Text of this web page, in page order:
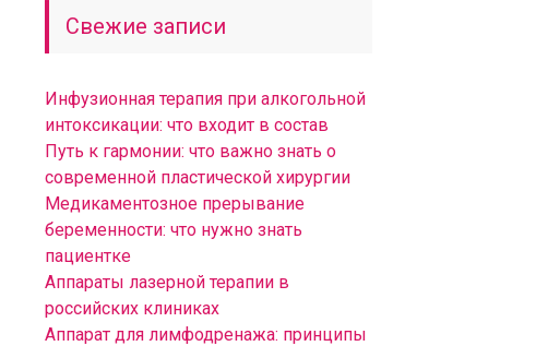
Свежие записи
Инфузионная терапия при алкогольной
интоксикации: что входит в состав
Путь к гармонии: что важно знать о
современной пластической хирургии
Медикаментозное прерывание
беременности: что нужно знать
пациентке
Аппараты лазерной терапии в
российских клиниках
Аппарат для лимфодренажа: принципы